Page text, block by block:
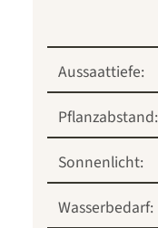
Aussaattiefe:
Pflanzabstand:
Sonnenlicht:
Wasserbedarf: